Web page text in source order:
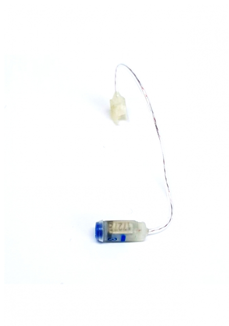
Widex filtersFilters
Signia Active Mini IX - Oplaadbaar
De Signia Active Mini IX is het nieuwste hoortoestel van Signia.